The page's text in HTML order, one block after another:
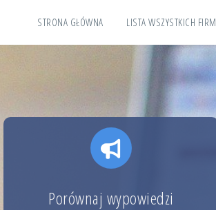
STRONA GŁÓWNA LISTA WSZYSTKICH FIRM
Porównaj wypowiedzi